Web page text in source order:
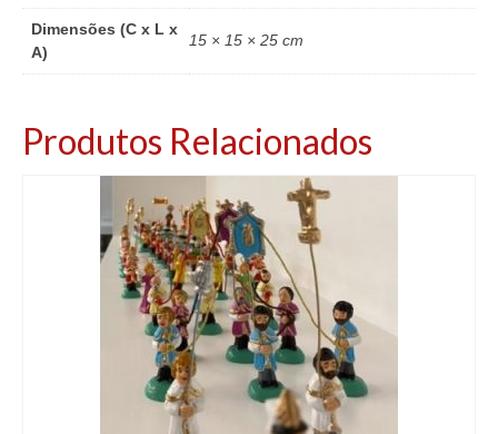
Dimensões (C x L x
A)
15 × 15 × 25 cm
Produtos Relacionados